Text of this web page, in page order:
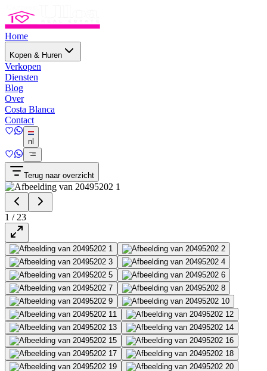
Home
Kopen & Huren
Verkopen
Diensten
Blog
Over
Costa Blanca
Contact
nl
Terug naar overzicht
1 / 23